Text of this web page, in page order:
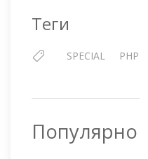
Теги
SPECIAL PHP
Популярно